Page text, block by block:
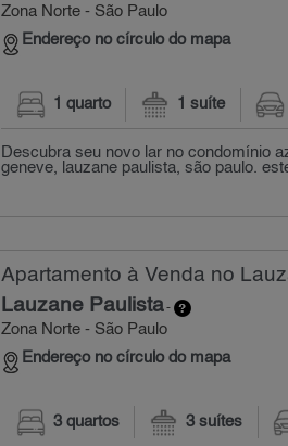
Zona Norte - São Paulo
Endereço no círculo do mapa
1 quarto 1 suíte
Descubra seu novo lar no condomínio
geneve, lauzane paulista, são paulo.
Apartamento à Venda no
Lauzane Paulista-
Zona Norte - São Paulo
Endereço no círculo do mapa
3 quartos 3 suítes